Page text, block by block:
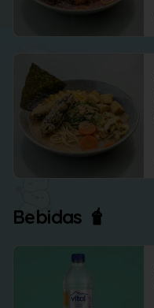
Bebidas 🧋